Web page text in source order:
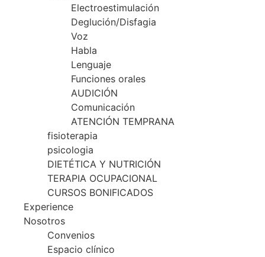
Electroestimulación
Deglución/Disfagia
Voz
Habla
Lenguaje
Funciones orales
AUDICIÓN
Comunicación
ATENCIÓN TEMPRANA
fisioterapia
psicologia
DIETÉTICA Y NUTRICIÓN
TERAPIA OCUPACIONAL
CURSOS BONIFICADOS
Experience
Nosotros
Convenios
Espacio clínico